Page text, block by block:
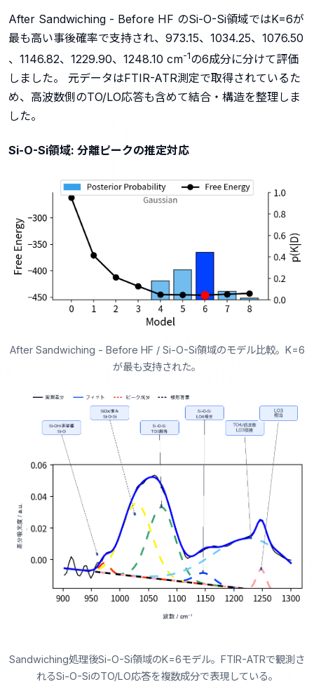
After Sandwiching - Before HF のSi-O-Si領域ではK=6が
最も高い事後確率で支持され、973.15、1034.25、1076.50
、1146.82、1229.90、1248.10 cm-1の6成分に分けて評価
しました。 元データはFTIR-ATR測定で取得されているた
め、高波数側のTO/LO応答も含めて結合・構造を整理しま
した。
Si-O-Si領域: 分離ピークの推定対応
After Sandwiching - Before HF / Si-O-Si領域のモデル比較。K=6
が最も支持された。
Sandwiching処理後Si-O-Si領域のK=6モデル。FTIR-ATRで観測さ
れるSi-O-SiのTO/LO応答を複数成分で表現している。